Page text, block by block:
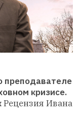
преподавателе
кризисе.
Рецензия Ивана